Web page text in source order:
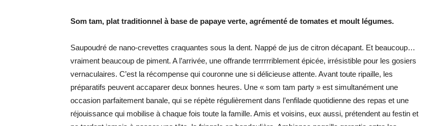
Som tam, plat traditionnel à base de papaye verte, agrémenté de tomates et moult légumes.
Saupoudré de nano-crevettes craquantes sous la dent. Nappé de jus de citron décapant. Et beaucoup…
vraiment beaucoup de piment. A l’arrivée, une offrande terrrrriblement épicée, irrésistible pour les gosiers
vernaculaires. C’est la récompense qui couronne une si délicieuse attente. Avant toute ripaille, les
préparatifs peuvent accaparer deux bonnes heures. Une « som tam party » est simultanément une
occasion parfaitement banale, qui se répète régulièrement dans l’enfilade quotidienne des repas et une
réjouissance qui mobilise à chaque fois toute la famille. Amis et voisins, eux aussi, prétendent au festin et